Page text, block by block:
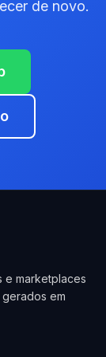
de novo.
e marketplaces
gerados em